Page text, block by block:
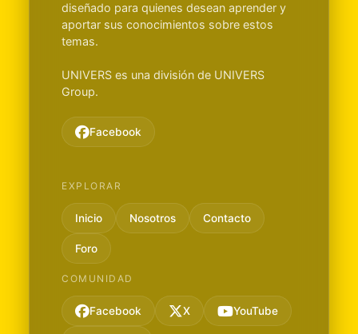
diseñado para quienes desean aprender y
aportar sus conocimientos sobre estos
temas.
UNIVERS es una división de UNIVERS
Group.
Facebook
EXPLORAR
Inicio Nosotros Contacto
Foro
COMUNIDAD
Facebook X YouTube